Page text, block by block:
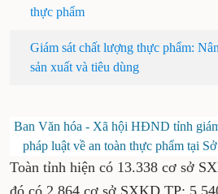
thực phẩm
Giám sát chất lượng thực phẩm:
sản xuất và tiêu dùng
Ban Văn hóa - Xã hội HĐND tỉnh
pháp luật về an toàn thực phẩm tại
Toàn tỉnh hiện có 13.338 cơ sở
đó có 2.864 cơ sở SXKD TP;